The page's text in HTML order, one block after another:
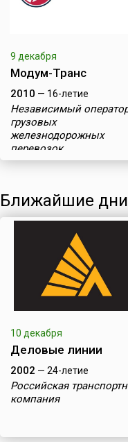
9 декабря
Модум-Транс
2010 — 16-летие
Независимый
грузовых
железнодорожных
перевозок
Ближайшие
10 декабря
Деловые линии
2002 — 24-летие
Российская
компания